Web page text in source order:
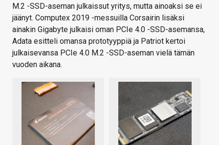
M.2 -SSD-aseman julkaissut yritys, mutta ainoaksi se ei
jäänyt. Computex 2019 -messuilla Corsairin lisäksi
ainakin Gigabyte julkaisi oman PCIe 4.0 -SSD-asemansa,
Adata esitteli omansa prototyyppiä ja Patriot kertoi
julkaisevansa PCIe 4.0 M.2 -SSD-aseman vielä tämän
vuoden aikana.